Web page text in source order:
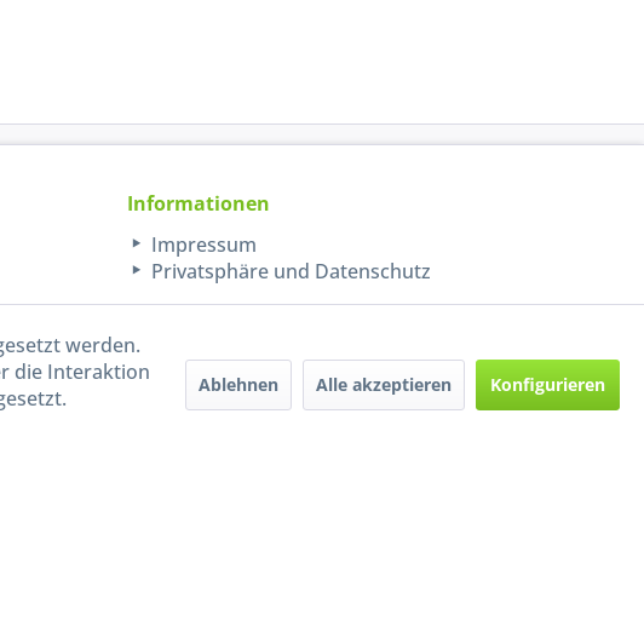
Informationen
Impressum
Privatsphäre und Datenschutz
werden.
die Interaktion
Ablehnen Alle akzeptieren Konfigurieren